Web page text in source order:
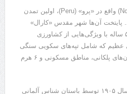
تمدن «نورته چیکو» (Norte Chico) واقع در «پرو» (Peru)، اولین تمدن
پایتخت آن‌ها شهر مقدس «کارال»
(Caral) بود. یک کلان‌شهر ۵,۰۰۰ ساله با ویژگی‌هایی از کشاورزی
عظیم که شامل تپه‌های سکویی سنگی
و خاکی، معابد، آمفی‌تئاتر، میدان‌های پلکانی، مناطق مسکونی و ۶ هرم
این شهر باستانی اولین ‌بار در سال ۱۹۰۵ توسط باستان ‌شناس آلمانی